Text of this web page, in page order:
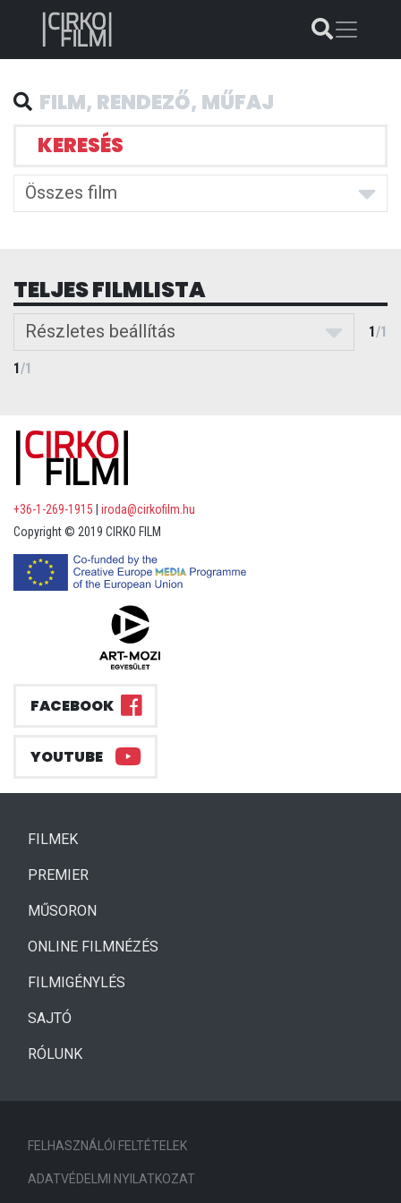
KERESÉS
Összes film
TELJES FILMLISTA
Részletes beállítás 1/1
1/1
+36-1-269-1915
iroda@cirkofilm.hu
Copyright © 2019 CIRKO FILM
FACEBOOK
YOUTUBE
FILMEK(CURRENT)
PREMIER
MŰSORON
ONLINE FILMNÉZÉS
FILMIGÉNYLÉS
SAJTÓ
RÓLUNK
FELHASZNÁLÓI FELTÉTELEK
ADATVÉDELMI NYILATKOZAT